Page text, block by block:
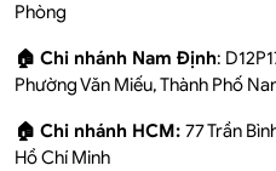
Phòng
🏠 Chi nhánh Nam Định:
Phường Văn Miếu, Thành Phố
🏠 Chi nhánh HCM: 77 Trần
Hồ Chí Minh